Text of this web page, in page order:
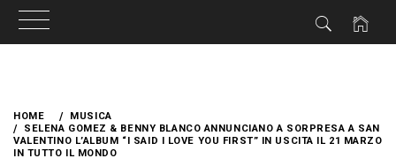
content
HOME
MUSICA
SELENA GOMEZ & BENNY BLANCO ANNUNCIANO A SORPRESA A SAN
VALENTINO L’ALBUM “I SAID I LOVE YOU FIRST” IN USCITA IL 21 MARZO
IN TUTTO IL MONDO